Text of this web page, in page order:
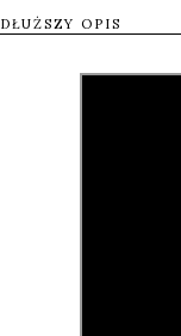
bohaterów na
DŁUŻSZY OPIS